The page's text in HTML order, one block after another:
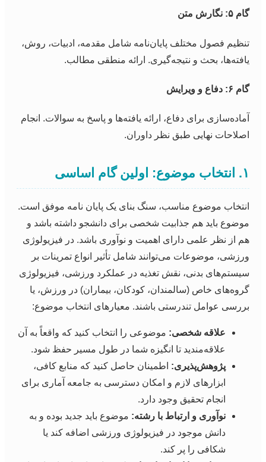
گام ۵: نگارش متن
تنظیم فصول مختلف پایان‌نامه شامل مقدمه، ادبیات، روش،
یافته‌ها، بحث و نتیجه‌گیری. ارائه منطقی مطالب.
گام ۶: دفاع و ویرایش
آماده‌سازی برای دفاع، ارائه یافته‌ها و پاسخ به سوالات. انجام
اصلاحات نهایی طبق نظر داوران.
۱. انتخاب موضوع: اولین گام اساسی
انتخاب موضوع مناسب، سنگ بنای یک پایان نامه موفق است.
موضوع باید هم جذابیت شخصی برای دانشجو داشته باشد و
هم از نظر علمی دارای اهمیت و نوآوری باشد. در فیزیولوژی
ورزشی، موضوعات می‌توانند شامل تأثیر انواع تمرینات بر
سیستم‌های بدنی، نقش تغذیه در عملکرد ورزشی، فیزیولوژی
گروه‌های خاص (سالمندان، کودکان، بیماران) در ورزش، یا
بررسی عوامل تندرستی باشند. معیارهای انتخاب موضوع:
علاقه شخصی: موضوعی را انتخاب کنید که واقعاً به آن
علاقه‌مندید تا انگیزه شما در طول مسیر حفظ شود.
پژوهش‌پذیری: اطمینان حاصل کنید که منابع کافی،
ابزارهای لازم و امکان دسترسی به جامعه آماری برای
انجام تحقیق وجود دارد.
نوآوری و ارتباط با رشته: موضوع باید جدید بوده و به
دانش موجود در فیزیولوژی ورزشی اضافه کند یا
شکافی را پر کند.